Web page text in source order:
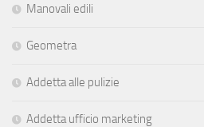
Manovali edili
Geometra
Addetta alle pulizie
Addetta ufficio marketing